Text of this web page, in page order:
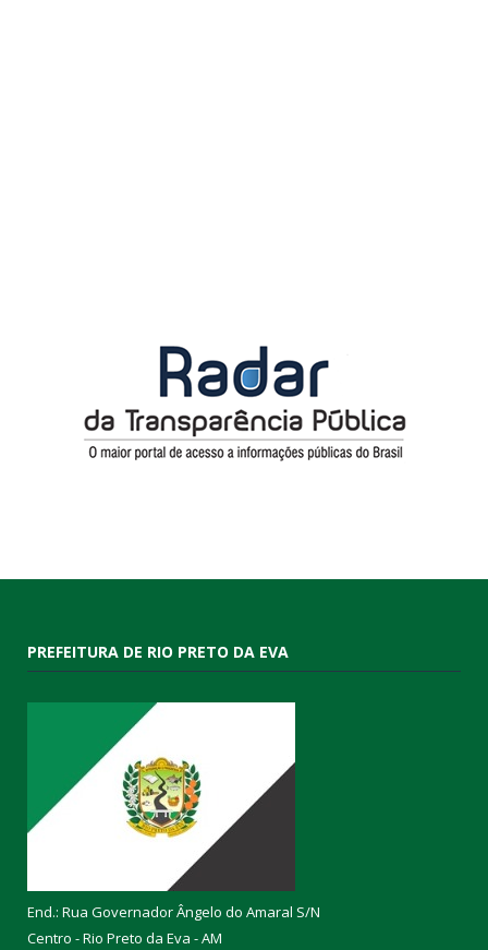
PREFEITURA DE RIO PRETO DA EVA
End.: Rua Governador Ângelo do Amaral S/N
Centro - Rio Preto da Eva - AM